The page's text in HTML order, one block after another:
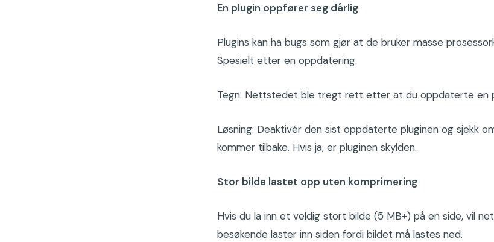
En plugin oppfører seg dårlig
Plugins kan ha bugs som gjør at de bruker masse
Spesielt etter en oppdatering.
Tegn: Nettstedet ble tregt rett etter at du oppdaterte en
Løsning: Deaktivér den sist oppdaterte pluginen og sjekk
kommer tilbake. Hvis ja, er pluginen skylden.
Stor bilde lastet opp uten komprimering
Hvis du la inn et veldig stort bilde (5 MB+) på en side, vil
besøkende laster inn siden fordi bildet må lastes ned.